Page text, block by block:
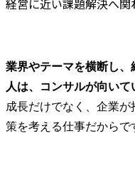
業界やテーマを横断し
人は、コンサルが向いて
成長だけでなく、企業
策を考える仕事だからで